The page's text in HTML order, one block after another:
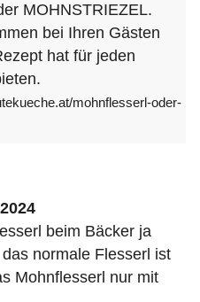
MOHNSTRIEZEL.
bei Ihren Gästen
hat für jeden
mohnflesserl-oder-
beim Bäcker ja
normale Flesserl ist
Mohnflesserl nur mit